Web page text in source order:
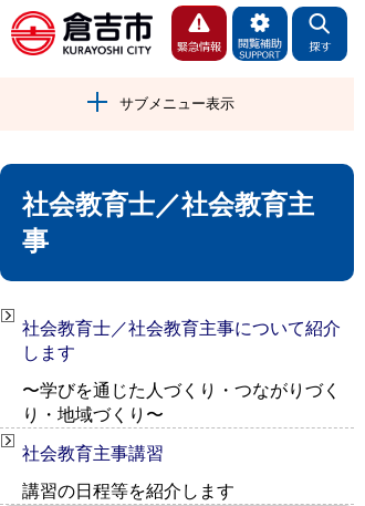
サブメニュー表示
社会教育士／社会教育主
事
社会教育士／社会教育主事について紹介
します
〜学びを通じた人づくり・つながりづく
り・地域づくり〜
社会教育主事講習
講習の日程等を紹介します